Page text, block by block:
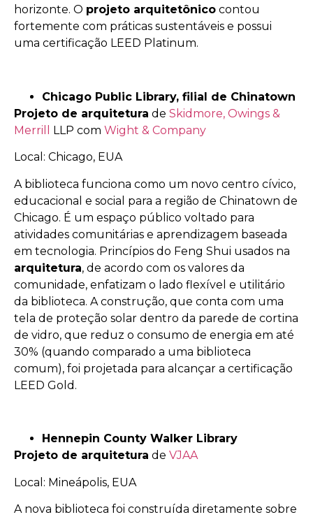
horizonte. O projeto arquitetônico contou
fortemente com práticas sustentáveis e possui
uma certificação LEED Platinum.
Chicago Public Library, filial de Chinatown
Projeto de arquitetura de Skidmore, Owings &
Merrill
LLP com Wight & Company
Local: Chicago, EUA
A biblioteca funciona como um novo centro cívico,
educacional e social para a região de Chinatown de
Chicago. É um espaço público voltado para
atividades comunitárias e aprendizagem baseada
em tecnologia. Princípios do Feng Shui usados na
arquitetura, de acordo com os valores da
comunidade, enfatizam o lado flexível e utilitário
da biblioteca. A construção, que conta com uma
tela de proteção solar dentro da parede de cortina
de vidro, que reduz o consumo de energia em até
30% (quando comparado a uma biblioteca
comum), foi projetada para alcançar a certificação
LEED Gold.
Hennepin County Walker Library
Projeto de arquitetura de VJAA
Local: Mineápolis, EUA
A nova biblioteca foi construída diretamente sobre